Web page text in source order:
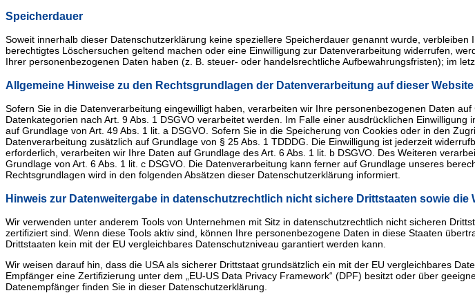
Speicherdauer
Soweit innerhalb dieser Datenschutzerklärung keine speziellere Speicherdauer genannt wurde,
berechtigtes Löschersuchen geltend machen oder eine Einwilligung zur Datenverarbeitung widerrufen,
Ihrer personenbezogenen Daten haben (z. B. steuer- oder handelsrechtliche Aufbewahrungsfristen); im
Allgemeine Hinweise zu den Rechtsgrundlagen der Datenverarbeitung auf dieser Website
Sofern Sie in die Datenverarbeitung eingewilligt haben, verarbeiten wir Ihre personenbezogenen Daten
Datenkategorien nach Art. 9 Abs. 1 DSGVO verarbeitet werden. Im Falle einer ausdrücklichen
auf Grundlage von Art. 49 Abs. 1 lit. a DSGVO. Sofern Sie in die Speicherung von Cookies oder in den
Datenverarbeitung zusätzlich auf Grundlage von § 25 Abs. 1 TDDDG. Die Einwilligung ist jederzeit
erforderlich, verarbeiten wir Ihre Daten auf Grundlage des Art. 6 Abs. 1 lit. b DSGVO. Des Weiteren
Grundlage von Art. 6 Abs. 1 lit. c DSGVO. Die Datenverarbeitung kann ferner auf Grundlage unseres
Rechtsgrundlagen wird in den folgenden Absätzen dieser Datenschutzerklärung informiert.
Hinweis zur Datenweitergabe in datenschutzrechtlich nicht sichere Drittstaaten sowie
Wir verwenden unter anderem Tools von Unternehmen mit Sitz in datenschutzrechtlich nicht sicheren
zertifiziert sind. Wenn diese Tools aktiv sind, können Ihre personenbezogene Daten in diese Staaten
Drittstaaten kein mit der EU vergleichbares Datenschutzniveau garantiert werden kann.
Wir weisen darauf hin, dass die USA als sicherer Drittstaat grundsätzlich ein mit der EU vergleichbares
Empfänger eine Zertifizierung unter dem „EU-US Data Privacy Framework“ (DPF) besitzt oder über
Datenempfänger finden Sie in dieser Datenschutzerklärung.